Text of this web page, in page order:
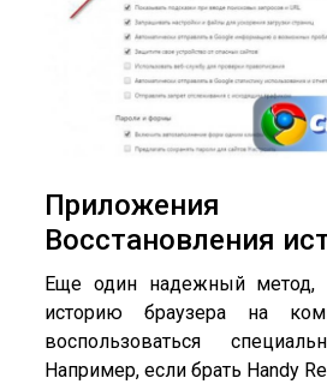
Восстановления
Еще один надежный метод,
историю браузера на
воспользоваться
Например, если брать Handy